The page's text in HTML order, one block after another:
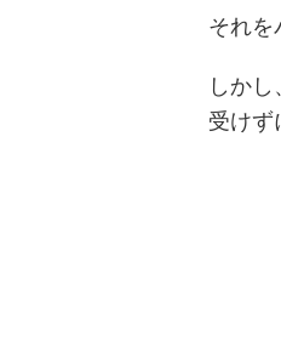
それを
しか
受けず